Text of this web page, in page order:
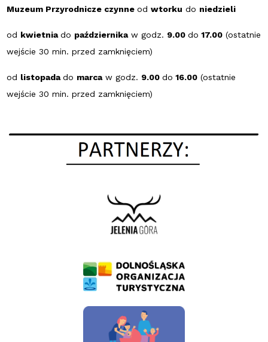
Muzeum Przyrodnicze czynneodwtorku do niedzieli
od kwietniado październikaw godz. 9.00do 17.00 (ostatnie
wejście 30 min. przed zamknięciem)
od listopadado marcaw godz. 9.00do 16.00 (ostatnie
wejście 30 min. przed zamknięciem)